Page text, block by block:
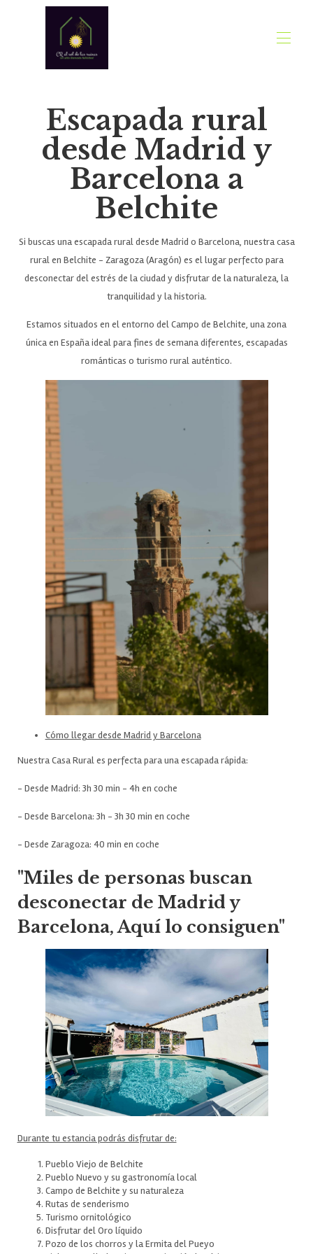
Accueil
Nous
Nos deux plantes
Aperçu
Belchite
Région de Campo de Belchite et plus
Madrid - Escapade Barcelone à Belchite
Maison rurale en Espagne - Belchite, Aragon
Tarifs
Disponibilité
Avis
Reconnaissances
blog
Escapada rural
desde Madrid y
Barcelona a
Belchite
Si buscas una escapada rural desde Madrid o Barcelona, nuestra casa
rural en Belchite - Zaragoza (Aragón) es el lugar perfecto para
desconectar del estrés de la ciudad y disfrutar de la naturaleza, la
tranquilidad y la historia.
Estamos situados en el entorno del Campo de Belchite, una zona
única en España ideal para fines de semana diferentes, escapadas
románticas o turismo rural auténtico.
Cómo llegar desde Madrid y Barcelona
Nuestra Casa Rural es perfecta para una escapada rápida:
- Desde Madrid: 3h 30 min - 4h en coche
- Desde Barcelona: 3h - 3h 30 min en coche
- Desde Zaragoza: 40 min en coche
"Miles de personas buscan
desconectar de Madrid y
Barcelona, Aquí lo consiguen"
Durante tu estancia podrás disfrutar de:
Pueblo Viejo de Belchite
Pueblo Nuevo y su gastronomía local
Campo de Belchite y su naturaleza
Rutas de senderismo
Turismo ornitológico
Disfrutar del Oro líquido
Pozo de los chorros y la Ermita del Pueyo